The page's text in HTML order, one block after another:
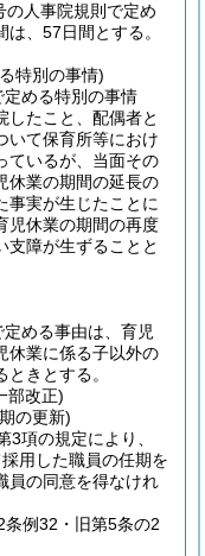
人事院規則で定め
、57日間とする。
特別の事情)
める特別の事情
したこと、配偶者と
いて保育所等におけ
ているが、当面その
休業の期間の延長の
事実が生じたことに
児休業の期間の再度
支障が生ずることと
める事由は、育児
休業に係る子以外の
きとする。
部改正)
の更新)
項の規定により、
用した職員の任期を
員の同意を得なけれ
例32・旧第5条の2